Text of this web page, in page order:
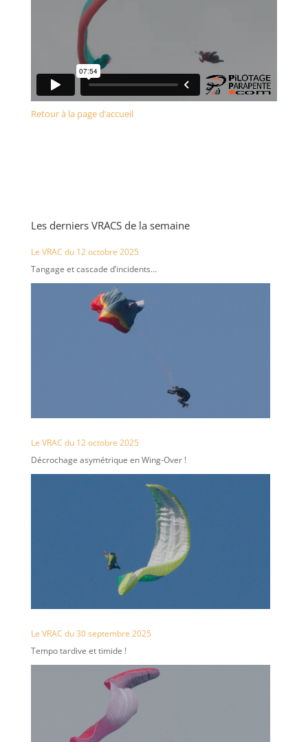
Retour à la page d’accueil
Les derniers VRACS de la semaine
Le VRAC du 12 octobre 2025
Tangage et cascade d’incidents…
Le VRAC du 12 octobre 2025
Décrochage asymétrique en Wing-Over !
Le VRAC du 30 septembre 2025
Tempo tardive et timide !